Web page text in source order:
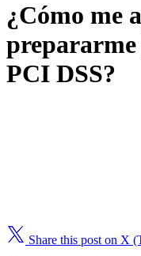
¿Cómo me
PCI DSS?
Share this post on X